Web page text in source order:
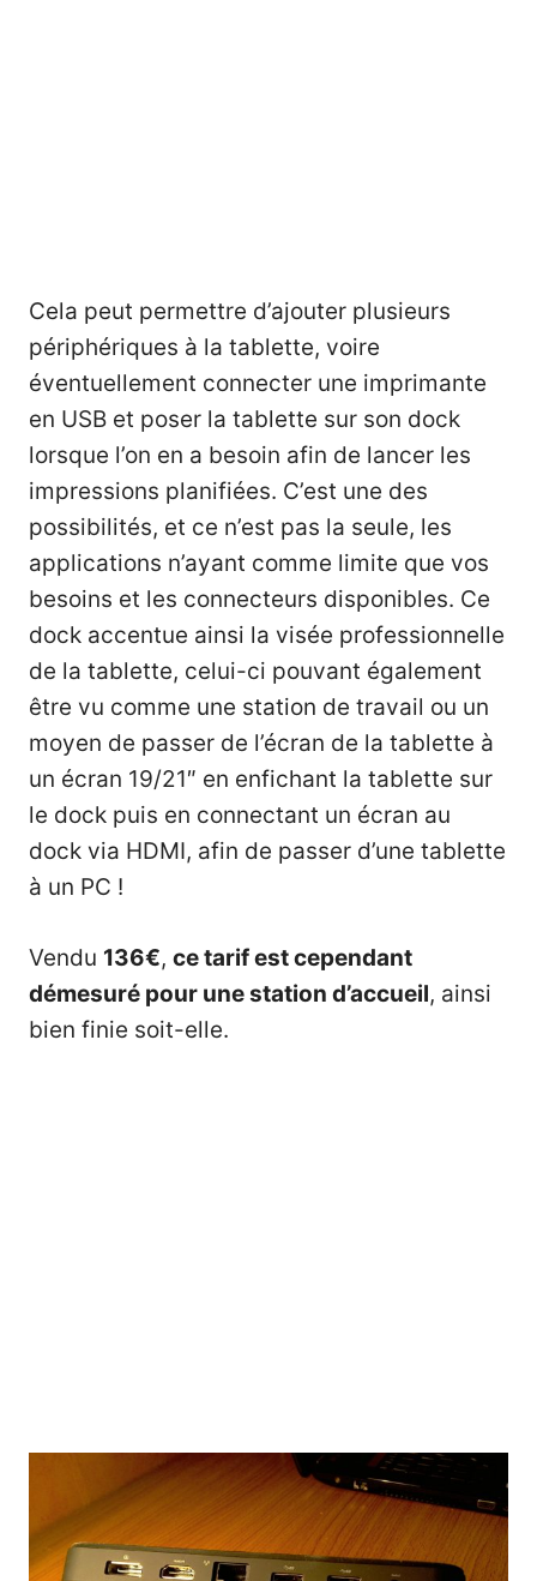
Cela peut permettre d’ajouter plusieurs
périphériques à la tablette, voire
éventuellement connecter une imprimante
en USB et poser la tablette sur son dock
lorsque l’on en a besoin afin de lancer les
impressions planifiées. C’est une des
possibilités, et ce n’est pas la seule, les
applications n’ayant comme limite que vos
besoins et les connecteurs disponibles. Ce
dock accentue ainsi la visée professionnelle
de la tablette, celui-ci pouvant également
être vu comme une station de travail ou un
moyen de passer de l’écran de la tablette à
un écran 19/21″ en enfichant la tablette sur
le dock puis en connectant un écran au
dock via HDMI, afin de passer d’une tablette
à un PC !
Vendu 136€, ce tarif est cependant
démesuré pour une station d’accueil, ainsi
bien finie soit-elle.